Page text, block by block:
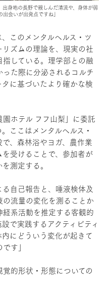
出身地の長野で親しんだ清流や、身体が弱
会いが出発点ですね」
このメンタルヘルス・ツ
ズムの理論を、現実の社
している。理学部との融
た際に分泌されるコルチ
に基づいたより確かな検
ホテル フフ山梨」に委託
ここはメンタルヘルス・
、森林浴やヨガ、農作業
受けることで、参加者が
測定する。
る自己報告と、唾液検体及
流量の変化を測ることか
系活動を推定する客観的
で実践するアクティビティ
にどういう変化が起きて
す」
的形状・形態についての